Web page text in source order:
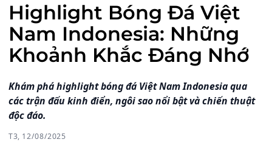
Highlight Bóng Đá Việt
Nam Indonesia: Những
Khoảnh Khắc Đáng Nhớ
Khám phá highlight bóng đá Việt Nam Indonesia qua
các trận đấu kinh điển, ngôi sao nổi bật và chiến thuật
độc đáo.
T3, 12/08/2025